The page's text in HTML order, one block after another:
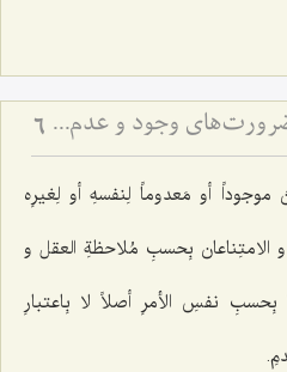
محفوف بودن ممکن به ضرورت‌های وجود و عدم - تحلیل ضرورت‌های سابق و لاحق در هستی‌شناسی فلسفی 6
أو مَعدوماً لِنفسهِ أو لِغیرِه
و الامتِناعان بِحسبِ مُلاحظةِ العقل و
بِحسبِ نفسِ الأمرِ أصلاً لا بِاعتبارِ